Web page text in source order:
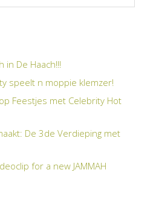
in De Haach!!!
speelt n moppie klemzer!
Feestjes met Celebrity Hot
De 3de Verdieping met
for a new JAMMAH